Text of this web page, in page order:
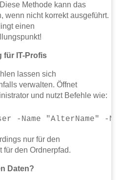
Diese Methode kann das
wenn nicht korrekt ausgeführt.
einen
für IT-Profis
lassen sich
verwalten. Öffnet
und nutzt Befehle wie:
nur für den
für den Ordnerpfad.
Daten?